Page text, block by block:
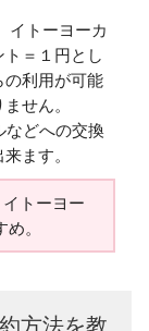
イトーヨーカ
ト＝１円とし
の利用が可能
せん。
などへの交換
ます。
トーヨー
。
方法を教